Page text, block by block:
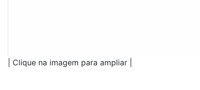
| Clique na imagem para ampliar |